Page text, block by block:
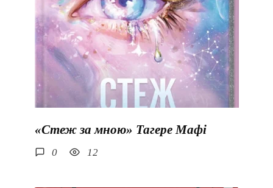
«Стеж за мною» Тагере Мафі
0 12